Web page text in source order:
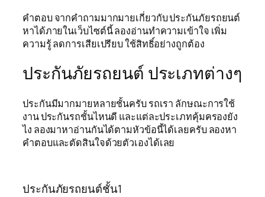
คำตอบ จากคำถามมากมายเกี่ยวกับ ประกันภัยรถยนต์
หาได้ภายในเว็บไซต์นี้ ลองอ่านทำความเข้าใจ เพิ่ม
ความรู้ ลดการเสียเปรียบ ใช้สิทธิ์อย่างถูกต้อง
ประกันภัยรถยนต์ ประเภทต่างๆ
ประกันมีมากมายหลายชั้นครับ รถเรา ลักษณะการใช้
งาน ประกันรถชั้นไหนดี และแต่ละประเภทคุ้มครองยัง
ไง ลองมาหาอ่านกันได้ตามหัวข้อนี้ได้เลยครับ ลองหา
คำตอบและตัดสินใจด้วยตัวเองได้เลย
ประกันภัยรถยนต์ชั้น1